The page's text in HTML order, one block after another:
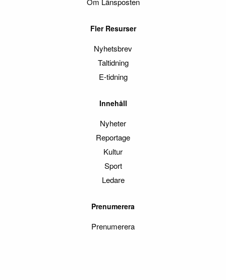
Fler Resurser
Nyhetsbrev
Taltidning
E-tidning
Innehåll
Nyheter
Reportage
Kultur
Sport
Ledare
Prenumerera
Prenumerera